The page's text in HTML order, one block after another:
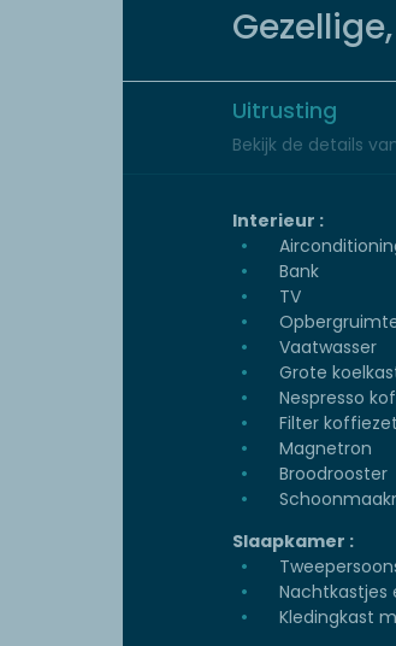
Uitrusting
Bekijk de details
Interieur :
Bank
TV
Vaatwasser
Grote
Nespresso
Filter
Magnetron
Broodrooster
Slaapkamer :
Nachtkastjes
Kledingkast